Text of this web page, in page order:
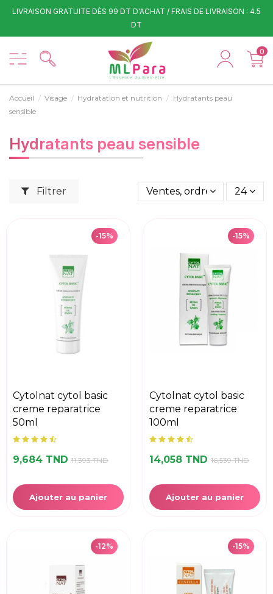
LIVRAISON GRATUITE DÈS 99 DT D'ACHAT / FRAIS DE LIVRAISON : 4.5
DT
0
Accueil Visage Hydratation et nutrition
Hydratants peau
sensible
Hydratants peau sensible
Filtrer Ventes, ordre décroissant
24
-15%
cytolnat cytol basic
creme reparatrice
50ml
9,684 TND 11,393 TND
Ajouter au panier
-15%
cytolnat cytol basic
creme reparatrice
100ml
14,058 TND 16,539 TND
Ajouter au panier
-12% -15%